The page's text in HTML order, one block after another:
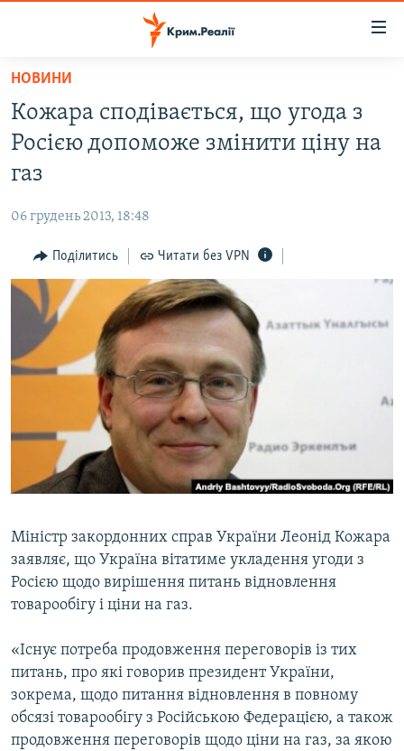
Перейти
основного
матеріалу
до
основної
навігації
Перейти
до
пошуку
ВОДА.КРИМ
БЛОГИ
ПОГЛЯД
ІНТЕРВ'Ю
ВСЕ ЗА ДЕНЬ
СПЕЦПРОЕКТИ
ВІДЕОУРОКИ «ELIFBE»
СВІДЧЕННЯ ОКУПАЦІЇ
УКРАЇНСЬКА ПРОБЛЕМА КРИМУ
ЯК ОБІЙТИ БЛОКУВАННЯ
Русский
Qırımtatar
Усі сайти RFE/RL
НОВИНИ
Кожара сподівається, що угода з
Росією допоможе змінити ціну на
газ
06 грудень 2013, 18:48
Поділитись Читати без VPN
Міністр закордонних справ України Леонід Кожара
заявляє, що Україна вітатиме укладення угоди з
Росією щодо вирішення питань відновлення
товарообігу і ціни на газ.
«Існує потреба продовження переговорів із тих
питань, про які говорив президент України,
зокрема, щодо питання відновлення в повному
обсязі товарообігу з Російською Федерацією, а також
продовження переговорів щодо ціни на газ, за якою